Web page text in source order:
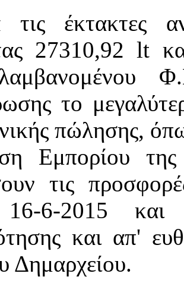
τις έκτακτες
27310,92 lt
το
πώλησης,
Εμπορίου
τις
16-6-2015
και απ'
Δημαρχείου.